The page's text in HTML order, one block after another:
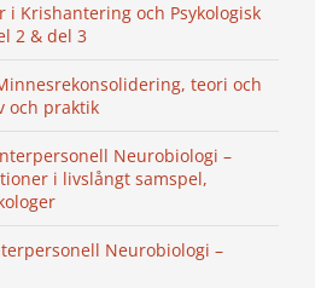
Krishantering och Psykologisk
2 & del 3
teori och
och praktik
Neurobiologi –
i livslångt samspel,
Neurobiologi –